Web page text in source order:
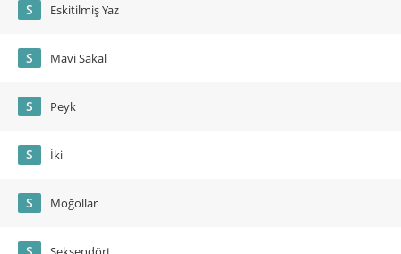
S Eskitilmiş Yaz
S Mavi Sakal
S Peyk
S İki
S Moğollar